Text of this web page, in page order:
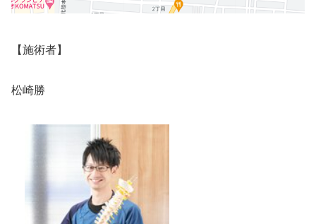
【施術者】
松崎勝